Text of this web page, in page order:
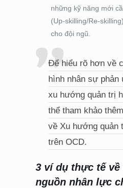
những kỹ năng mới
(Up-skilling/Re-
cho đội ngũ.
Để hiểu rõ hơn về
hình nhân sự phản
xu hướng quản trị
thể tham khảo
về Xu hướng quản
trên OCD.
3 ví dụ thực tế về
nguồn nhân lực